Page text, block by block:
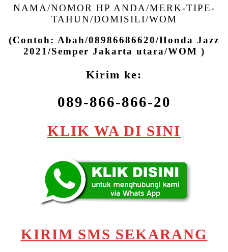
NAMA/NOMOR HP ANDA/MERK-TIPE-
TAHUN/DOMISILI/WOM
(Contoh: Abah/08986686620/Honda Jazz
2021/Semper Jakarta utara/WOM )
Kirim ke:
089-866-866-20
KLIK WA DI SINI
KIRIM SMS SEKARANG